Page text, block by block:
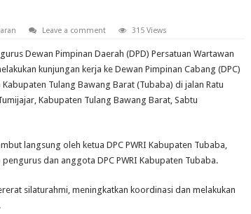
Leave a comment 315 Views
Dewan Pimpinan Daerah (DPD) Persatuan Wartawan
kunjungan kerja ke Dewan Pimpinan Cabang (DPC)
Tulang Bawang Barat (Tubaba) di jalan Ratu
Kabupaten Tulang Bawang Barat, Sabtu
langsung oleh ketua DPC PWRI Kabupaten Tubaba,
dan anggota DPC PWRI Kabupaten Tubaba.
silaturahmi, meningkatkan koordinasi dan melakukan